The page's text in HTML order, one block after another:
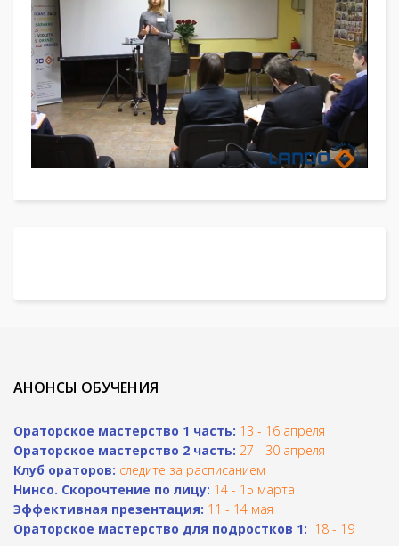
АНОНСЫ ОБУЧЕНИЯ
Ораторское мастерство 1 часть: 13 - 16 апреля
Ораторское мастерство 2 часть: 27 - 30 апреля
Клуб ораторов: следите за расписанием
Нинсо. Скорочтение по лицу: 14 - 15 марта
Эффективная презентация: 11 - 14 мая
Ораторское мастерство для подростков 1: 18 - 19